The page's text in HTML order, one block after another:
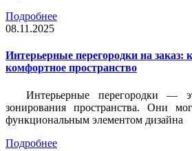
Подробнее
08.11.2025
Интерьерные перегородки на заказ:
комфортное пространство
Интерьерные перегородки —
зонирования пространства. Они
функциональным элементом дизайна
Подробнее